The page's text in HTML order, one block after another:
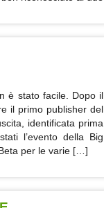
è stato facile. Dopo il
il primo publisher del
identificata prima
l’evento della Big
per le varie […]